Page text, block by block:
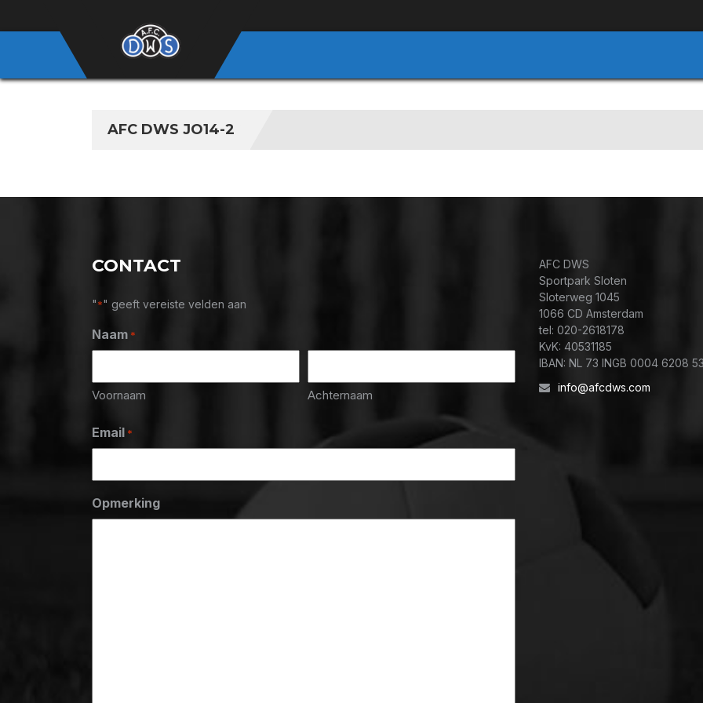
AFC DWS JO14-2
CONTACT
"*" geeft vereiste velden aan
Naam *
Voornaam Achternaam
Email *
Opmerking
AFC DWS
Sportpark Sloten
Sloterweg 1045
1066 CD Amsterdam
tel: 020-2618178
KvK: 40531185
IBAN: NL 73 INGB 0004 6208
info@afcdws.com